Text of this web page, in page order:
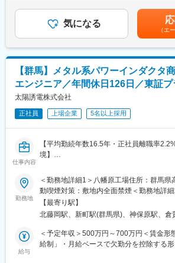
ただきます。
SAW）などの各種電子部品の研究・開発
み、グローバルに事業を展開しています。
当社は、お客様や社会のニーズに応える商
材の開発から出発して製品化を行うことを
これにより、スマートフォンやタブレット
IT・エレクトロニクス化が加速する自動車
機器など、幅広い分野で高い評価をいた
変更の範囲：会社の定める業務
あり、前職でのご経験・収入を考慮して
す。※残業代は実態に応じて全額支給され
目安の金額であり、選考を通じて上下する
給(月額)は固定手当を含めた表記です。
気になる
（エ
【群馬】メタル系パワーインダクタ
エンジニア／年間休日126日／東証
太陽誘電株式会社
正社員 上場企業 5名以上採用
仕事内容
【平均勤続年数16.5年・正社員離職率
境】
■業務内容
事業部にて下記のうちいずれかの業務を担
1）次世代向け研究開発業務
・次世代向けパワーインダクタ新商品用の
発。
マーケット＆技術トレンドからニーズを想
勤務地
＜勤務地詳細1＞八幡原工場住所：群馬県
動喫煙対策：敷地内全面禁煙＜勤務地詳
県佐波郡玉村町川井1796-1 受動喫煙対策
囲：会社の定める事業所（リモートワーク
【最寄り駅】
北藤岡駅、新町駅(群馬県)、神保原駅、倉
給与
＜予定年収＞500万円～700万円＜賃金形
給制」・月給ベースで欠勤分を控除する